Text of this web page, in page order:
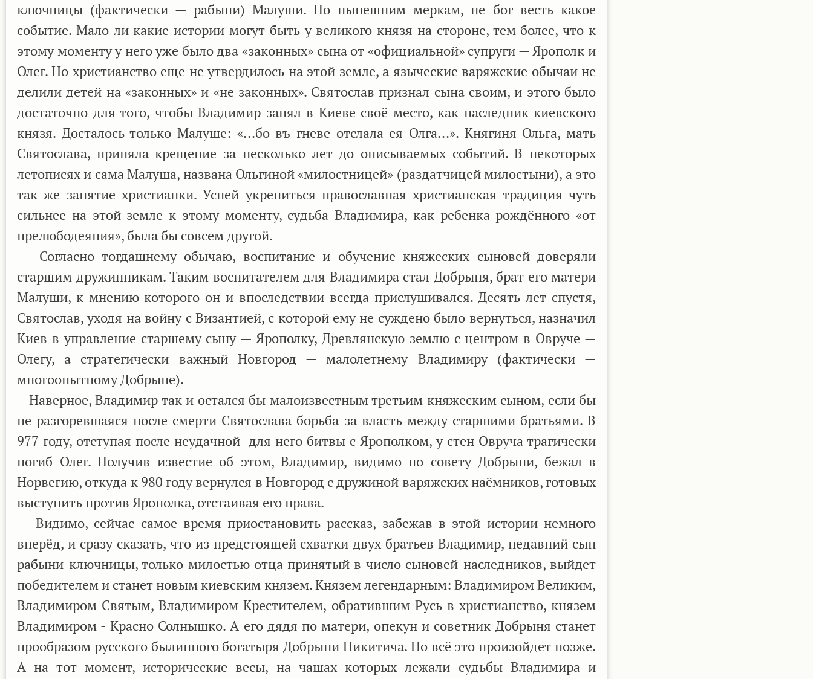
ключницы (фактически — рабыни) Малуши. По нынешним меркам, не бог весть какое
событие. Мало ли какие истории могут быть у великого князя на стороне, тем более, что к
этому моменту у него уже было два «законных» сына от «официальной» супруги — Ярополк и
Олег. Но христианство еще не утвердилось на этой земле, а языческие варяжские обычаи не
делили детей на «законных» и «не законных». Святослав признал сына своим, и этого было
достаточно для того, чтобы Владимир занял в Киеве своё место, как наследник киевского
князя. Досталось только Малуше: «...бо въ гневе отслала ея Олга...». Княгиня Ольга, мать
Святослава, приняла крещение за несколько лет до описываемых событий. В некоторых
летописях и сама Малуша, названа Ольгиной «милостницей» (раздатчицей милостыни), а это
так же занятие христианки. Успей укрепиться православная христианская традиция чуть
сильнее на этой земле к этому моменту, судьба Владимира, как ребенка рождённого «от
прелюбодеяния», была бы совсем другой.
Согласно тогдашнему обычаю, воспитание и обучение княжеских сыновей доверяли
старшим дружинникам. Таким воспитателем для Владимира стал Добрыня, брат его матери
Малуши, к мнению которого он и впоследствии всегда прислушивался. Десять лет спустя,
Святослав, уходя на войну с Византией, с которой ему не суждено было вернуться, назначил
Киев в управление старшему сыну — Ярополку, Древлянскую землю с центром в Овруче —
Олегу, а стратегически важный Новгород — малолетнему Владимиру (фактически —
многоопытному Добрыне).
Наверное, Владимир так и остался бы малоизвестным третьим княжеским сыном, если бы
не разгоревшаяся после смерти Святослава борьба за власть между старшими братьями. В
977 году, отступая после неудачной для него битвы с Ярополком, у стен Овруча трагически
погиб Олег. Получив известие об этом, Владимир, видимо по совету Добрыни, бежал в
Норвегию, откуда к 980 году вернулся в Новгород с дружиной варяжских наёмников, готовых
выступить против Ярополка, отстаивая его права.
Видимо, сейчас самое время приостановить рассказ, забежав в этой истории немного
вперёд, и сразу сказать, что из предстоящей схватки двух братьев Владимир, недавний сын
рабыни-ключницы, только милостью отца принятый в число сыновей-наследников, выйдет
победителем и станет новым киевским князем. Князем легендарным: Владимиром Великим,
Владимиром Святым, Владимиром Крестителем, обратившим Русь в христианство, князем
Владимиром - Красно Солнышко. А его дядя по матери, опекун и советник Добрыня станет
прообразом русского былинного богатыря Добрыни Никитича. Но всё это произойдет позже.
А на тот момент, исторические весы, на чашах которых лежали судьбы Владимира и